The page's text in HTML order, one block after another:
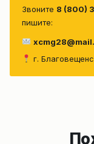
Звоните 8 (800)
пишите:
г.